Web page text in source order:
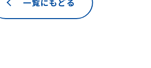
一覧にもどる